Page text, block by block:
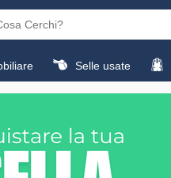
Selle usate